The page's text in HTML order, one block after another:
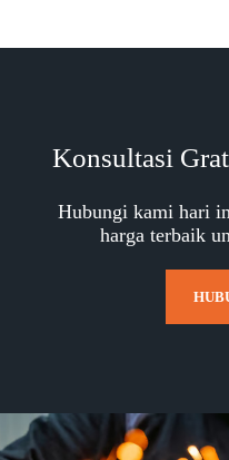
Konsultasi
Hubungi kami hari
harga terbaik